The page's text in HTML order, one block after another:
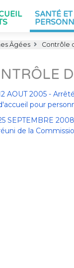
SANTÉ
Âgées Contrôle
AOUT 2005 -
pour
SEPTEMBRE
de la